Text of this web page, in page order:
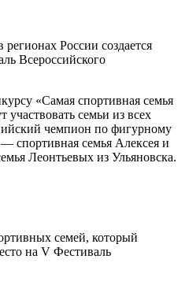
России создается
Всероссийского
«Самая спортивная семья
семьи из всех
чемпион по фигурному
спортивная семья Алексея и
Леонтьевых из Ульяновска.
семей, который
на V Фестиваль